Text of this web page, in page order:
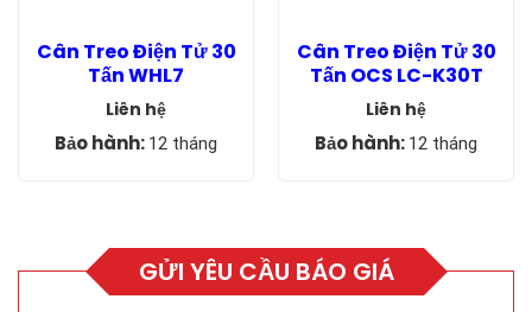
Cân Treo Điện Tử 30
Tấn WHL7
Liên hệ
Bảo hành: 12 tháng
Cân Treo Điện Tử 30
Tấn OCS LC-K30T
Liên hệ
Bảo hành: 12 tháng
GỬI YÊU CẦU BÁO GIÁ